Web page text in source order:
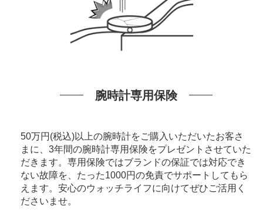
腕時計専用保険
50万円(税込)以上の腕時計をご購入いただいたお客さ
まに、3年間の腕時計専用保険をプレゼントさせていた
だきます。専用保険ではブランドの保証では対応でき
ない故障を、たった1000円の免責でサポートしてもら
えます。安心のウォッチライフに向けてぜひご活用く
ださいませ。